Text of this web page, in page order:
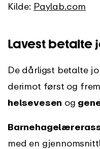
Kilde: Paylab.com
Lavest betalte
De dårligst betalte
derimot først og
helsevesen og
med en